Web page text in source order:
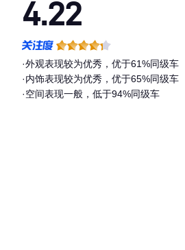
4.22
·外观表现较为优秀，优于61%同级车
·内饰表现较为优秀，优于65%同级车
·空间表现一般，低于94%同级车